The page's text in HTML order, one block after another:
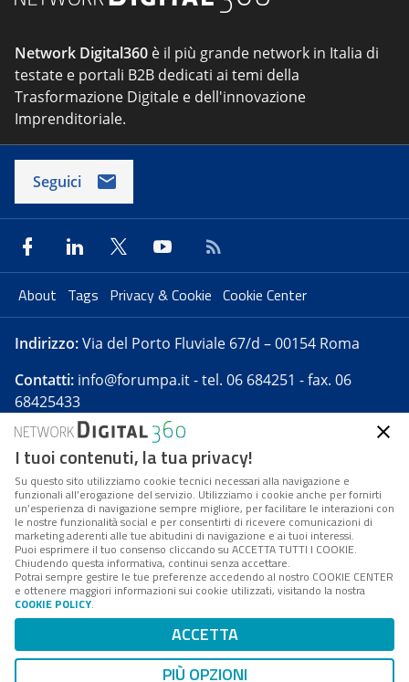
Network Digital360 è il più grande network in Italia di
testate e portali B2B dedicati ai temi della
Trasformazione Digitale e dell'innovazione
Imprenditoriale.
Seguici
About Tags Privacy & Cookie Cookie Center
Indirizzo:Via del Porto Fluviale 67/d – 00154 Roma
Contatti: info@forumpa.it- tel. 06 684251 - fax. 06
68425433
Forumpa.itè una pubblicazione telematica iscritta
presso Registro della stampa del Tribunale di Roma -
Reg. n. 182 del 2 maggio 2008 - Direttore resp. Michela
Stentella
FPA s.r.l. è società soggetta a Direzione e
Coordinamento da parte di Digital360 S.p.A. - FPA s.r.l.
è un'azienda certificata per il sistema di management
Codice Fiscale/Partita IVA n. 10693191008 - R.E.A. Roma
n. 1249791. ISP AWS
Mappa del sito
I tuoi contenuti, la tua privacy!
Su questo sito utilizziamo cookie tecnici necessari alla navigazione e
funzionali all’erogazione del servizio. Utilizziamo i cookie anche per fornirti
un’esperienza di navigazione sempre migliore, per facilitare le interazioni con
le nostre funzionalità social e per consentirti di ricevere comunicazioni di
marketing aderenti alle tue abitudini di navigazione e ai tuoi interessi.
Puoi esprimere il tuo consenso cliccando su ACCETTA TUTTI I COOKIE.
Chiudendo questa informativa, continui senza accettare.
Potrai sempre gestire le tue preferenze accedendo al nostro COOKIE CENTER
e ottenere maggiori informazioni sui cookie utilizzati, visitando la nostra
COOKIE POLICY.
ACCETTA
PIÙ OPZIONI